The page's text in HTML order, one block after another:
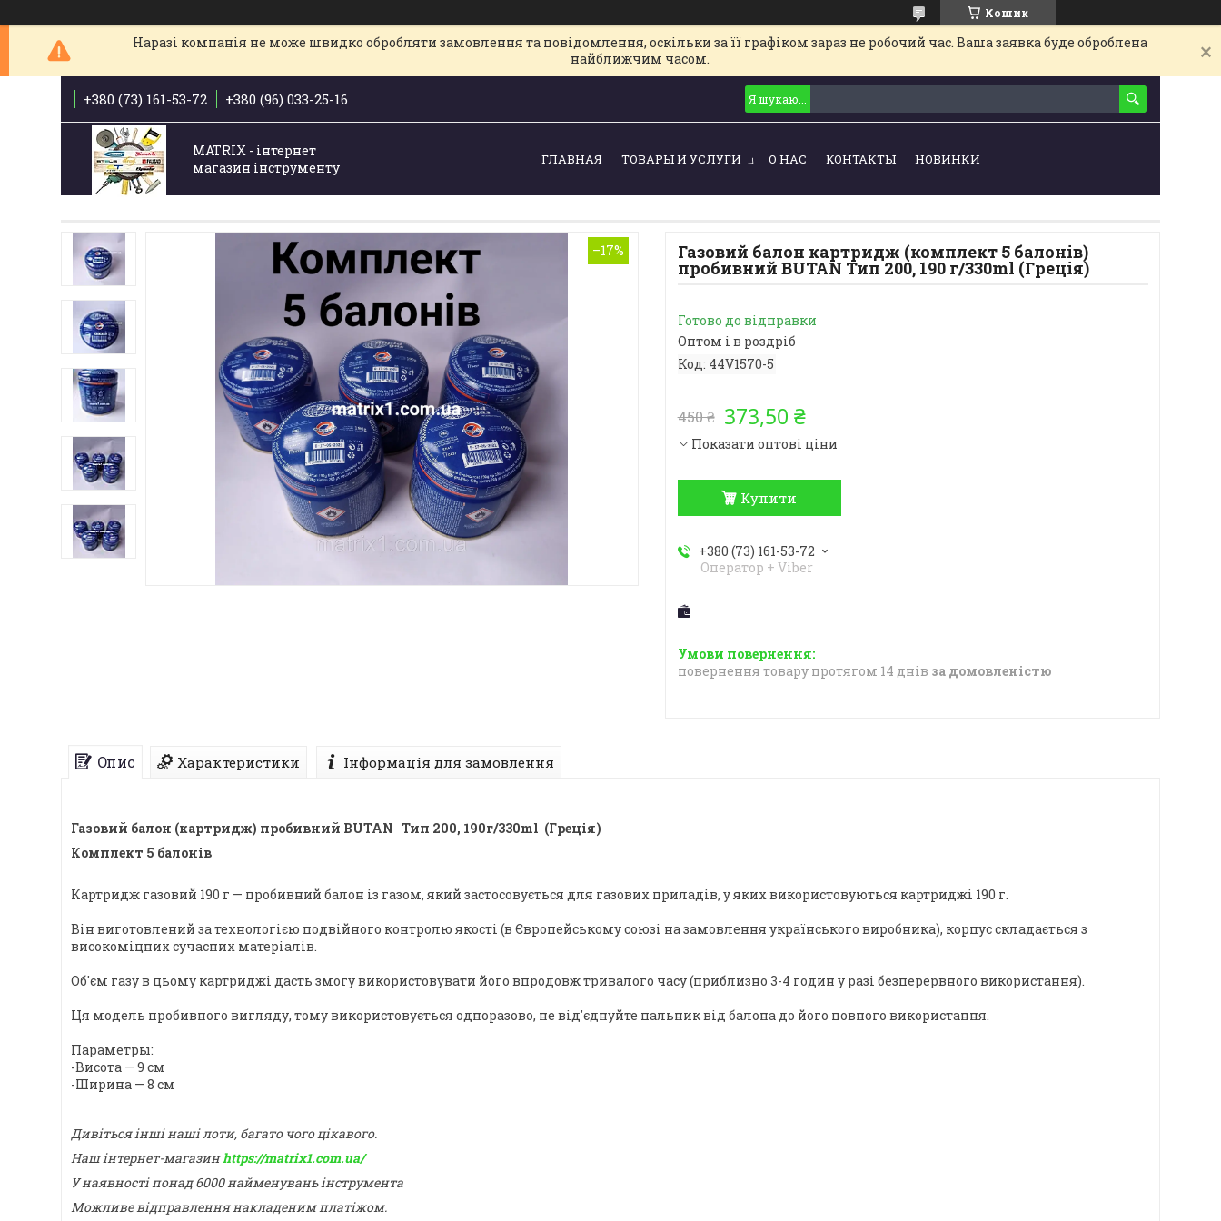
Кошик
Наразі компанія не може швидко обробляти замовлення та повідомлення, оскільки за її графіком зараз не робочий час. Ваша заявка буде оброблена
найближчим часом.
+380 (73) 161-53-72 +380 (96) 033-25-16
MATRIX - інтернет
магазин інструменту
ГЛАВНАЯ ТОВАРЫ И УСЛУГИ О НАС КОНТАКТЫ НОВИНКИ
–17% Газовий балон картридж (комплект 5 балонів)
пробивний BUTAN Тип 200, 190 г/330ml (Греція)
Готово до відправки
Оптом і в роздріб
Код: 44V1570-5
450 ₴ 373,50 ₴
Показати оптові ціни
Купити
+380 (73) 161-53-72
Оператор + Viber
повернення товару протягом 14 днів за домовленістю
Опис Характеристики Інформація для замовлення
Газовий балон (картридж) пробивний BUTAN Тип 200, 190г/330ml (Греція)
Комплект 5 балонів
Картридж газовий 190 г — пробивний балон із газом, який застосовується для газових приладів, у яких використовуються картриджі 190 г.
Він виготовлений за технологією подвійного контролю якості (в Європейському союзі на замовлення українського виробника), корпус складається з
високоміцних сучасних матеріалів.
Об'єм газу в цьому картриджі дасть змогу використовувати його впродовж тривалого часу (приблизно 3-4 годин у разі безперервного використання).
Ця модель пробивного вигляду, тому використовується одноразово, не від'єднуйте пальник від балона до його повного використання.
Параметры:
-Висота — 9 см
-Ширина — 8 см
Дивіться інші наші лоти, багато чого цікавого.
Наш інтернет-магазинhttps://matrix1.com.ua/
У наявності понад 6000 найменувань інструмента
Можливе відправлення накладеним платіжом.